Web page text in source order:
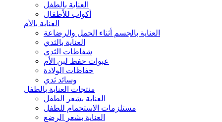
العناية بالطفل
أكواب للأطفال
العناية بالأم
العناية بالجسم أثناء الحمل والرضاعة
العناية بالثدي
شفاطات الثدي
عبوات حفظ لبن الأم
حفاظات الولادة
وسائد ثدي
منتجات العناية بالطفل
العناية بشعر الطفل
مستلزمات الاستحمام للطفل
العناية بشعر الرضع